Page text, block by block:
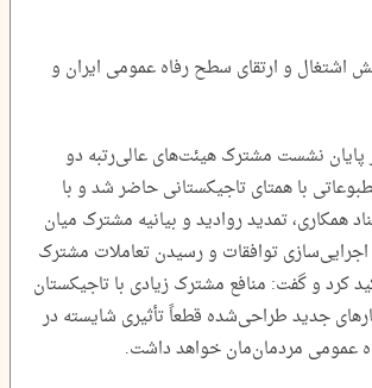
اشتغال و ارتقای سطح رفاه عمومی ایران و
نشست مشترک هیئت‌های عالی‌رتبه دو
با همتای تاجیکستانی حاضر شد و با
همکاری، تمدید روادید و بیانیه مشترک میان
اجرایی‌سازی توافقات و رسیدن تعاملات مشترک
کرد و گفت: منافع مشترک زیادی با تاجیکستان
جدید طراحی‌شده قطعاً تأثیری شایسته در
عمومی مردمان‌مان خواهد داشت.